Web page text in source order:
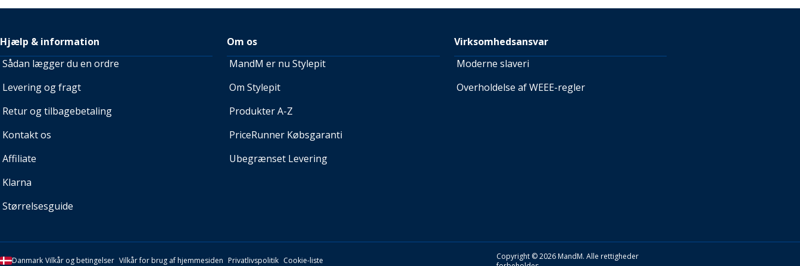
Hjælp & information
Sådan lægger du en ordre
Levering og fragt
Retur og tilbagebetaling
Kontakt os
Affiliate
Klarna
Størrelsesguide
Om os
MandM er nu Stylepit
Om Stylepit
Produkter A-Z
PriceRunner Købsgaranti
Ubegrænset Levering
Virksomhedsansvar
Moderne slaveri
Overholdelse af WEEE-regler
Danmark Vilkår og betingelser Vilkår for brug af hjemmesiden Privatlivspolitik Cookie-liste
Copyright © 2026 MandM. Alle rettigheder